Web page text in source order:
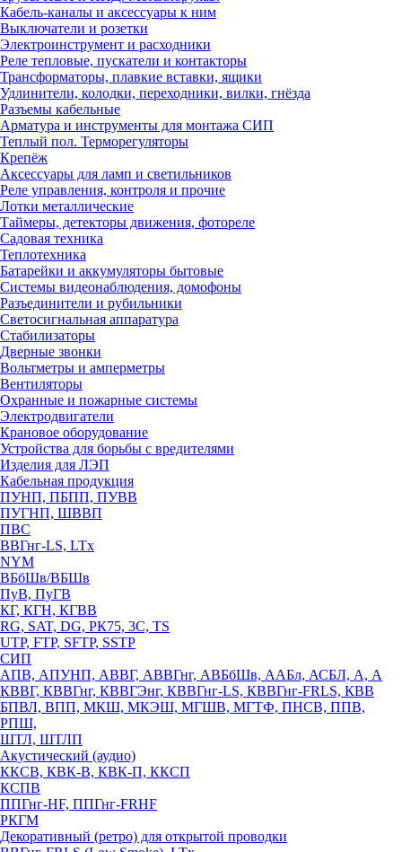
Кабель-каналы и аксессуары к ним
Выключатели и розетки
Электроинструмент и расходники
Реле тепловые, пускатели и контакторы
Трансформаторы, плавкие вставки, ящики
Удлинители, колодки, переходники, вилки, гнёзда
Разъемы кабельные
Арматура и инструменты для монтажа СИП
Теплый пол. Терморегуляторы
Крепёж
Аксессуары для ламп и светильников
Реле управления, контроля и прочие
Лотки металлические
Таймеры, детекторы движения, фотореле
Садовая техника
Теплотехника
Батарейки и аккумуляторы бытовые
Системы видеонаблюдения, домофоны
Разъединители и рубильники
Светосигнальная аппаратура
Стабилизаторы
Дверные звонки
Вольтметры и амперметры
Вентиляторы
Охранные и пожарные системы
Электродвигатели
Крановое оборудование
Устройства для борьбы с вредителями
Изделия для ЛЭП
Кабельная продукция
ПУНП, ПБПП, ПУВВ
ПУГНП, ШВВП
ПВС
ВВГнг-LS, LTx
NYM
ВБбШв/ВБШв
ПуВ, ПуГВ
КГ, КГН, КГВВ
RG, SAT, DG, РК75, 3С, TS
UTP, FTP, SFTP, SSTP
СИП
АПВ, АПУНП, АВВГ, АВВГнг, АВБбШв, ААБл, АСБЛ, А, А
КВВГ, КВВГнг, КВВГЭнг, КВВГнг-LS, КВВГнг-FRLS, КВВ
БПВЛ, ВПП, МКШ, МКЭШ, МГШВ, МГТФ, ПНСВ, ППВ,
РПШ,
ШТЛ, ШТЛП
Акустический (аудио)
ККСВ, КВК-В, КВК-П, ККСП
КСПВ
ППГнг-HF, ППГнг-FRHF
РКГМ
Декоративный (ретро) для открытой проводки